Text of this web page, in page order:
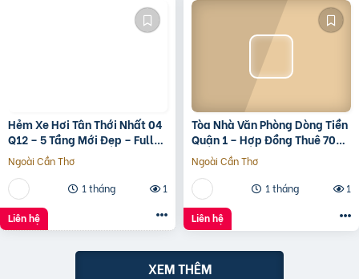
Hẻm Xe Hơi Tân Thới Nhất 04
Q12 – 5 Tầng Mới Đẹp – Full
Nội Thất – Giá 7.3 Tỷ
Ngoài Cần Thơ
1 tháng
1
Liên hệ
Tòa Nhà Văn Phòng Dòng Tiền
Quận 1 – Hợp Đồng Thuê 700
Triệu/Tháng – 490 Tỷ
Ngoài Cần Thơ
1 tháng
1
Liên hệ
XEM THÊM